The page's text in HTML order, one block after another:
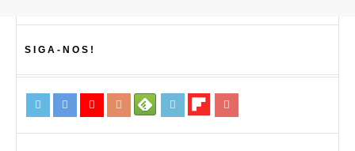
SIGA-NOS!